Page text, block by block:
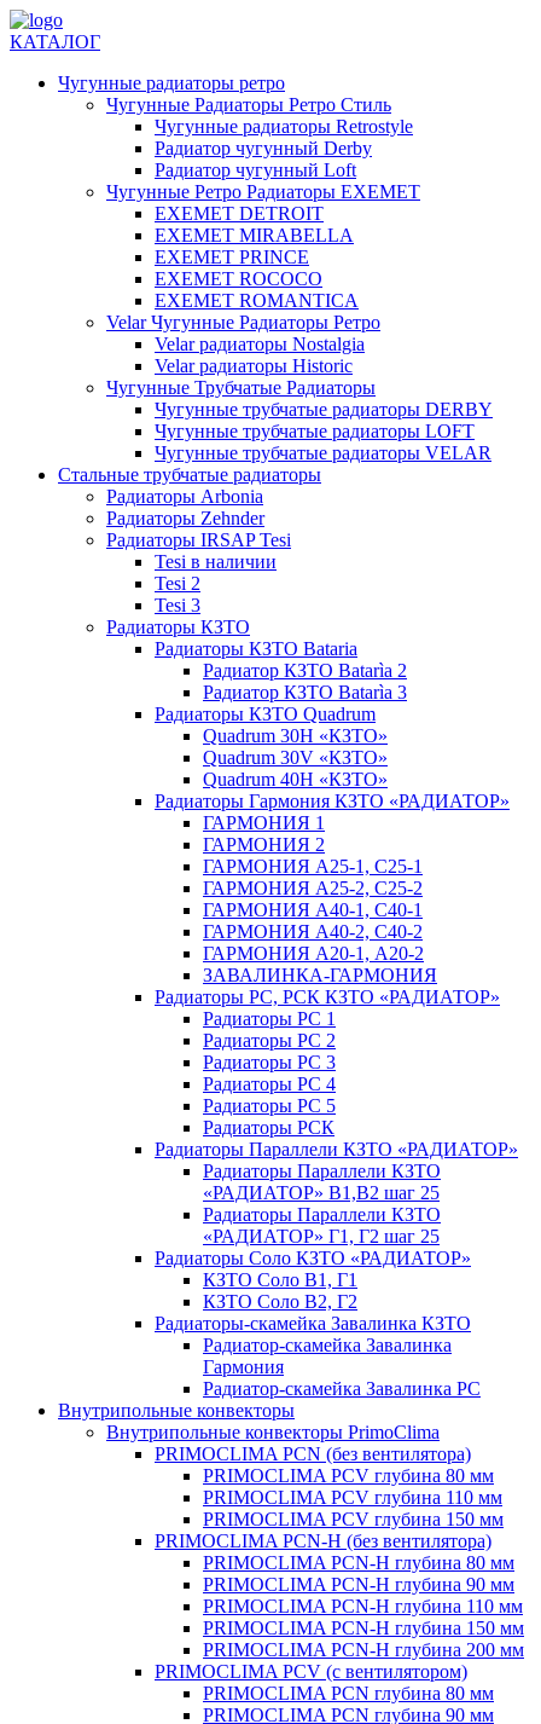
КАТАЛОГ
Чугунные радиаторы ретро
Чугунные Радиаторы Ретро Стиль
Чугунные радиаторы Retrostyle
Радиатор чугунный Derby
Радиатор чугунный Loft
Чугунные Ретро Радиаторы EXEMET
EXEMET DETROIT
EXEMET MIRABELLA
EXEMET PRINCE
EXEMET ROCOCO
EXEMET ROMANTICA
Velar Чугунные Радиаторы Ретро
Velar радиаторы Nostalgia
Velar радиаторы Historic
Чугунные Трубчатые Радиаторы
Чугунные трубчатые радиаторы DERBY
Чугунные трубчатые радиаторы LOFT
Чугунные трубчатые радиаторы VELAR
Стальные трубчатые радиаторы
Радиаторы Arbonia
Радиаторы Zehnder
Радиаторы IRSAP Tesi
Tesi в наличии
Tesi 2
Tesi 3
Радиаторы КЗТО
Радиаторы КЗТО Bataria
Радиатор КЗТО Batarìa 2
Радиатор КЗТО Batarìa 3
Радиаторы КЗТО Quadrum
Quadrum 30H «КЗТО»
Quadrum 30V «КЗТО»
Quadrum 40H «КЗТО»
Радиаторы Гармония КЗТО «РАДИАТОР»
ГАРМОНИЯ 1
ГАРМОНИЯ 2
ГАРМОНИЯ А25-1, С25-1
ГАРМОНИЯ А25-2, С25-2
ГАРМОНИЯ А40-1, С40-1
ГАРМОНИЯ А40-2, С40-2
ГАРМОНИЯ А20-1, А20-2
ЗАВАЛИНКА-ГАРМОНИЯ
Радиаторы РС, РСК КЗТО «РАДИАТОР»
Радиаторы РС 1
Радиаторы РС 2
Радиаторы РС 3
Радиаторы РС 4
Радиаторы РС 5
Радиаторы РСК
Радиаторы Параллели КЗТО «РАДИАТОР»
Радиаторы Параллели КЗТО
«РАДИАТОР» В1,В2 шаг 25
Радиаторы Параллели КЗТО
«РАДИАТОР» Г1, Г2 шаг 25
Радиаторы Соло КЗТО «РАДИАТОР»
КЗТО Соло В1, Г1
КЗТО Соло В2, Г2
Радиаторы-скамейка Завалинка КЗТО
Радиатор-скамейка Завалинка
Гармония
Радиатор-скамейка Завалинка РС
Внутрипольные конвекторы
Внутрипольные конвекторы PrimoClima
PRIMOCLIMA PCN (без вентилятора)
PRIMOCLIMA PCV глубина 80 мм
PRIMOCLIMA PCV глубина 110 мм
PRIMOCLIMA PCV глубина 150 мм
PRIMOCLIMA PCN-H (без вентилятора)
PRIMOCLIMA PCN-H глубина 80 мм
PRIMOCLIMA PCN-H глубина 90 мм
PRIMOCLIMA PCN-H глубина 110 мм
PRIMOCLIMA PCN-H глубина 150 мм
PRIMOCLIMA PCN-H глубина 200 мм
PRIMOCLIMA PCV (c вентилятором)
PRIMOCLIMA PCN глубина 80 мм
PRIMOCLIMA PCN глубина 90 мм